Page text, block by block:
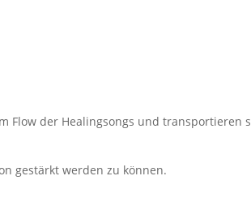
der Healingsongs und transportieren
gestärkt werden zu können.